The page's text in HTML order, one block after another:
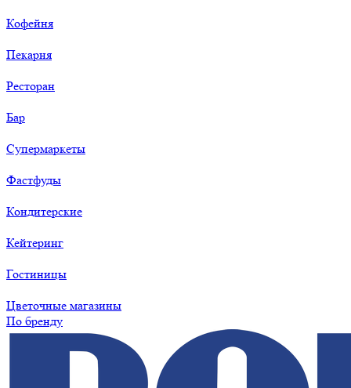
Кофейня
Пекарня
Ресторан
Бар
Супермаркеты
Фастфуды
Кондитерские
Кейтеринг
Гостиницы
Цветочные магазины
По бренду